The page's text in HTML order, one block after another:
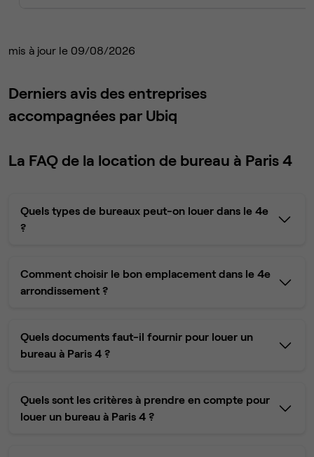
mis à jour le 09/08/2026
Derniers avis des entreprises
accompagnées par Ubiq
La FAQ de la location de bureau à Paris 4
Quels types de bureaux peut-on louer dans le 4e
?
Bureaux privatifs
Comment choisir le bon emplacement dans le 4e
arrondissement ?
quartier du Marais
Quels documents faut-il fournir pour louer un
bureau à Paris 4 ?
Quels sont les critères à prendre en compte pour
louer un bureau à Paris 4 ?